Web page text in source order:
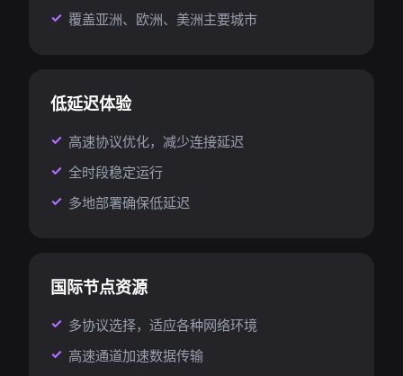
覆盖亚洲、欧洲、美洲主要城市
低延迟体验
高速协议优化，减少连接延迟
全时段稳定运行
多地部署确保低延迟
国际节点资源
多协议选择，适应各种网络环境
高速通道加速数据传输